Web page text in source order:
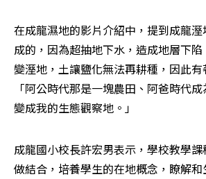
在成龍濕地的影片介紹中，提到成龍
成的，因為超抽地下水，造成地層下
變溼地，土讓鹽化無法再耕種，因此有
「阿公時代那是一塊農田、阿爸時代
變成我的生態觀察地。」
成龍國小校長許宏男表示，學校教學
做結合，培養學生的在地概念，瞭解